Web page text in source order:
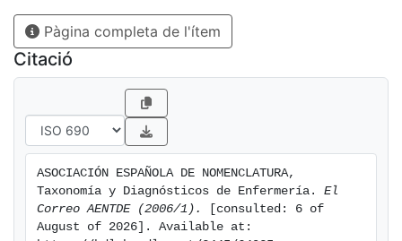
Pàgina completa de l'ítem
Citació
ASOCIACIÓN ESPAÑOLA DE NOMENCLATURA,
Taxonomía y Diagnósticos de Enfermería. El
Correo AENTDE (2006/1).
[consulted: 6 of
August of 2026]. Available at: